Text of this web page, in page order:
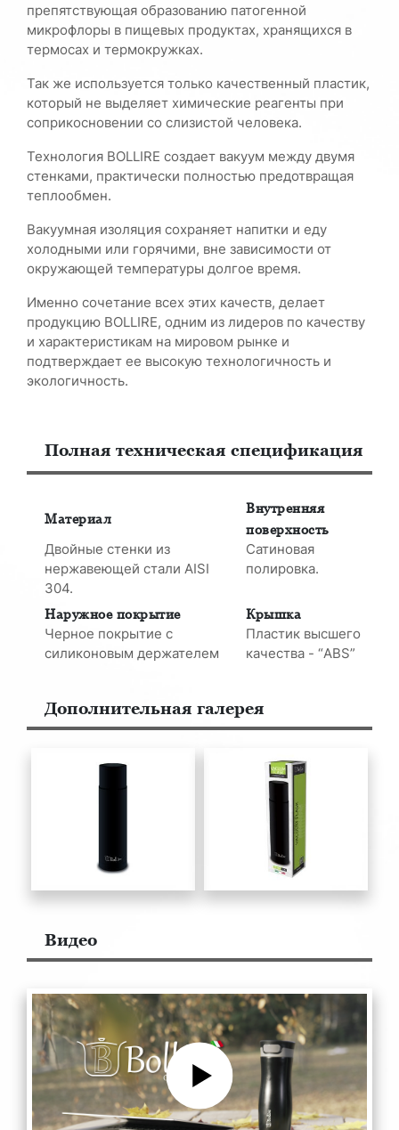
препятствующая образованию патогенной
микрофлоры в пищевых продуктах, хранящихся в
термосах и термокружках.
Так же используется только качественный пластик,
который не выделяет химические реагенты при
соприкосновении со слизистой человека.
Технология BOLLIRE cоздает вакуум между двумя
стенками, практически полностью предотвращая
теплообмен.
Вакуумная изоляция сохраняет напитки и еду
холодными или горячими, вне зависимости от
окружающей температуры долгое время.
Именно сочетание всех этих качеств, делает
продукцию BOLLIRE, одним из лидеров по качеству
и характеристикам на мировом рынке и
подтверждает ее высокую технологичность и
экологичность.
Полная техническая спецификация
Материал
Внутренняя
поверхность
Двойные стенки из
нержавеющей стали AISI
304.
Сатиновая
полировка.
Наружное покрытие Крышка
Черное покрытие с
силиконовым держателем
Пластик высшего
качества - “ABS”
Дополнительная галерея
Bидео